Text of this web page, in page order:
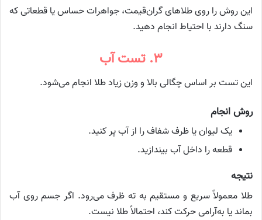
این روش را روی طلاهای گران‌قیمت، جواهرات حساس یا قطعاتی که
سنگ دارند با احتیاط انجام دهید.
۳. تست آب
این تست بر اساس چگالی بالا و وزن زیاد طلا انجام می‌شود.
روش انجام
یک لیوان یا ظرف شفاف را از آب پر کنید.
قطعه را داخل آب بیندازید.
نتیجه
طلا معمولاً سریع و مستقیم به ته ظرف می‌رود. اگر جسم روی آب
بماند یا به‌آرامی حرکت کند، احتمالاً طلا نیست.